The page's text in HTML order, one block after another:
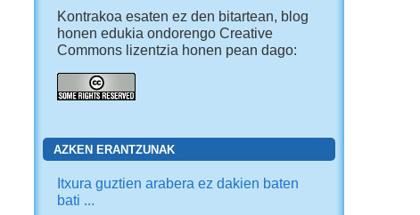
Kontrakoa esaten ez den bitartean, blog
honen edukia ondorengo Creative
Commons lizentzia honen pean dago:
AZKEN ERANTZUNAK
Itxura guztien arabera ez dakien baten
bati ...